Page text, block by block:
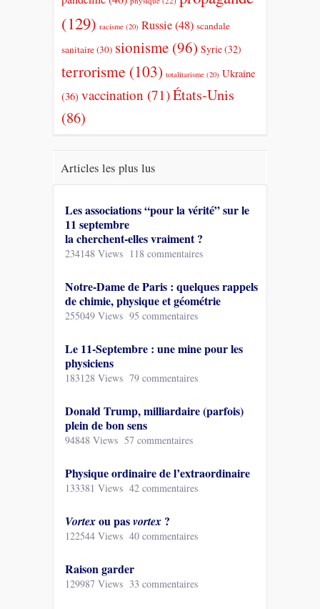
(129) racisme (20) Russie(48) scandale
sanitaire(30) sionisme (96) Syrie(32)
terrorisme (103) totalitarisme (20) Ukraine
(36) vaccination (71)États-Unis
(86)
Articles les plus lus
Les associations “pour la vérité” sur le
11 septembre
la cherchent-elles vraiment ?
234148 Views 118 commentaires
Notre-Dame de Paris : quelques rappels
de chimie, physique et géométrie
255049 Views 95 commentaires
Le 11-Septembre : une mine pour les
physiciens
183128 Views 79 commentaires
Donald Trump, milliardaire (parfois)
plein de bon sens
94848 Views 57 commentaires
Physique ordinaire de l’extraordinaire
133381 Views 42 commentaires
Vortexou pasvortex ?
122544 Views 40 commentaires
Raison garder
129987 Views 33 commentaires